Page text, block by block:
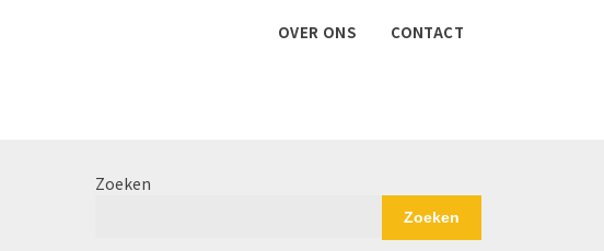
OVER ONS CONTACT
Zoeken
Zoeken